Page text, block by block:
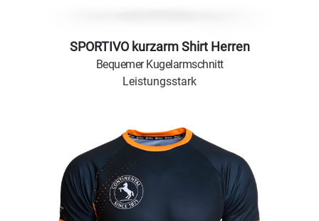
SPORTIVO kurzarm Shirt Herren
Bequemer Kugelarmschnitt
Leistungsstark